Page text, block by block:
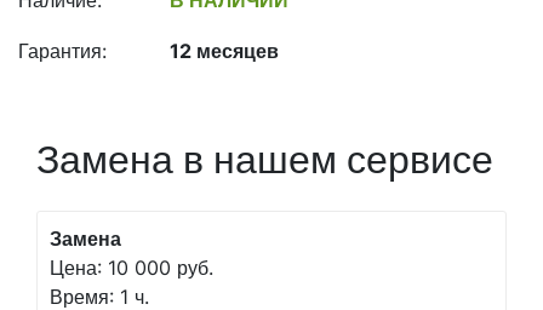
Гарантия: 12 месяцев
Замена в нашем сервисе
Замена
Цена: 10 000 руб.
Время: 1 ч.